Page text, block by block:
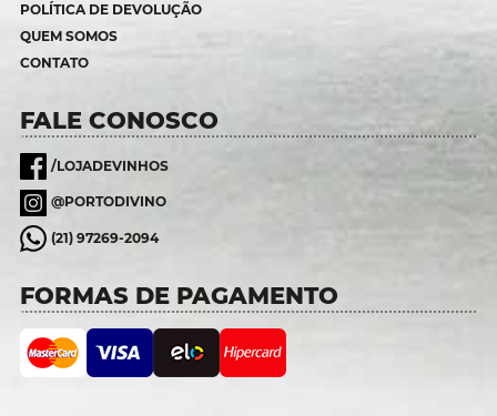
POLÍTICA DE DEVOLUÇÃO
QUEM SOMOS
CONTATO
FALE CONOSCO
/LOJADEVINHOS
@PORTODIVINO
(21) 97269-2094
FORMAS DE PAGAMENTO